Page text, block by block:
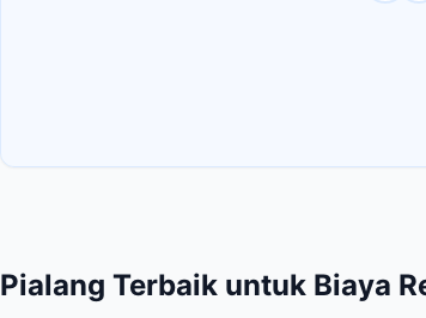
Pialang Terbaik untuk Biaya